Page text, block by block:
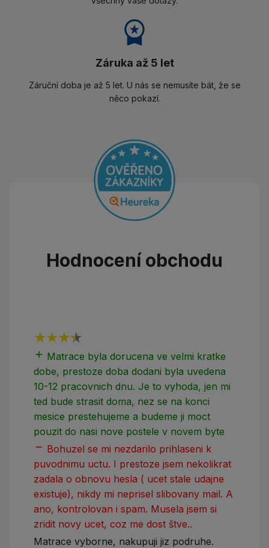
Záruka až 5 let
Záruční doba je až 5 let. U nás se nemusíte bát, že se
něco pokazí.
Hodnocení obchodu
add Matrace byla dorucena ve velmi kratke
dobe, prestoze doba dodani byla uvedena
10-12 pracovnich dnu. Je to vyhoda, jen mi
ted bude strasit doma, nez se na konci
mesice prestehujeme a budeme ji moct
pouzit do nasi nove postele v novem byte
remove Bohuzel se mi nezdarilo prihlaseni k
puvodnimu uctu. I prestoze jsem nekolikrat
zadala o obnovu hesla ( ucet stale udajne
existuje), nikdy mi neprisel slibovany mail. A
ano, kontrolovan i spam. Musela jsem si
zridit novy ucet, coz me dost štve..
Matrace vyborne, nakupuji jiz podruhe.